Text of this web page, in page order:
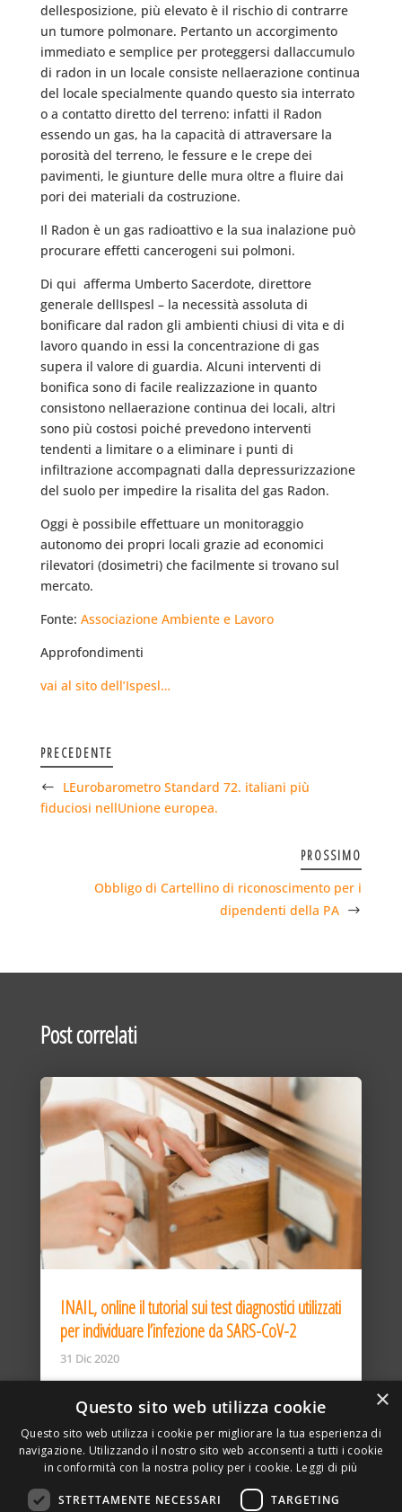
dellesposizione, più elevato è il rischio di contrarre
un tumore polmonare. Pertanto un accorgimento
immediato e semplice per proteggersi dallaccumulo
di radon in un locale consiste nellaerazione continua
del locale specialmente quando questo sia interrato
o a contatto diretto del terreno: infatti il Radon
essendo un gas, ha la capacità di attraversare la
porosità del terreno, le fessure e le crepe dei
pavimenti, le giunture delle mura oltre a fluire dai
pori dei materiali da costruzione.
Il Radon è un gas radioattivo e la sua inalazione può
procurare effetti cancerogeni sui polmoni.
Di qui  afferma Umberto Sacerdote, direttore
generale dellIspesl – la necessità assoluta di
bonificare dal radon gli ambienti chiusi di vita e di
lavoro quando in essi la concentrazione di gas
supera il valore di guardia. Alcuni interventi di
bonifica sono di facile realizzazione in quanto
consistono nellaerazione continua dei locali, altri
sono più costosi poiché prevedono interventi
tendenti a limitare o a eliminare i punti di
infiltrazione accompagnati dalla depressurizzazione
del suolo per impedire la risalita del gas Radon.
Oggi è possibile effettuare un monitoraggio
autonomo dei propri locali grazie ad economici
rilevatori (dosimetri) che facilmente si trovano sul
mercato.
Fonte: Associazione Ambiente e Lavoro
Approfondimenti
vai al sito dell’Ispesl…
PRECEDENTE
LEurobarometro Standard 72. italiani più
fiduciosi nellUnione europea.
PROSSIMO
Obbligo di Cartellino di riconoscimento per i
dipendenti della PA
Post correlati
INAIL, online il tutorial sui test diagnostici utilizzati
per individuare l’infezione da SARS-CoV-2
31 Dic 2020
×
Questo sito web utilizza cookie
Questo sito web utilizza i cookie per migliorare la tua esperienza di
navigazione. Utilizzando il nostro sito web acconsenti a tutti i cookie
in conformità con la nostra policy per i cookie. Leggi di più
STRETTAMENTE NECESSARI TARGETING